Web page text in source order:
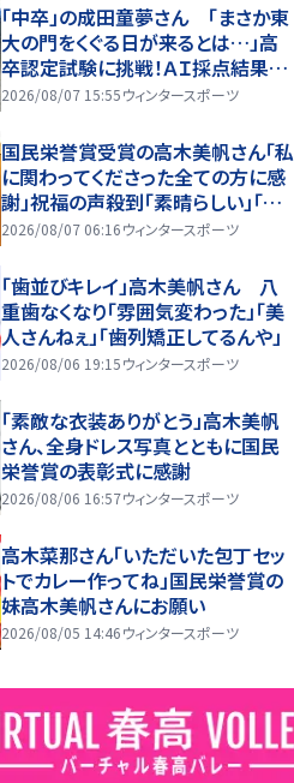
「中卒」の成田童夢さん 「まさか東
大の門をくぐる日が来るとは…」高
卒認定試験に挑戦！ＡＩ採点結果を
公表
2026/08/07 15:55ウィンタースポーツ
国民栄誉賞受賞の高木美帆さん「私
に関わってくださった全ての方に感
謝」祝福の声殺到「素晴らしい」「ド
レスとってもお似合い」
2026/08/07 06:16ウィンタースポーツ
「歯並びキレイ」高木美帆さん 八
重歯なくなり「雰囲気変わった」「美
人さんねぇ」「歯列矯正してるんや」
2026/08/06 19:15ウィンタースポーツ
「素敵な衣装ありがとう」高木美帆
さん、全身ドレス写真とともに国民
栄誉賞の表彰式に感謝
2026/08/06 16:57ウィンタースポーツ
高木菜那さん「いただいた包丁セッ
トでカレー作ってね」国民栄誉賞の
妹高木美帆さんにお願い
2026/08/05 14:46ウィンタースポーツ